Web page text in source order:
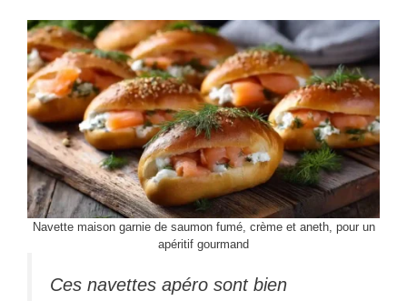
Navette maison garnie de saumon fumé, crème et aneth, pour un
apéritif gourmand
Ces navettes apéro sont bien